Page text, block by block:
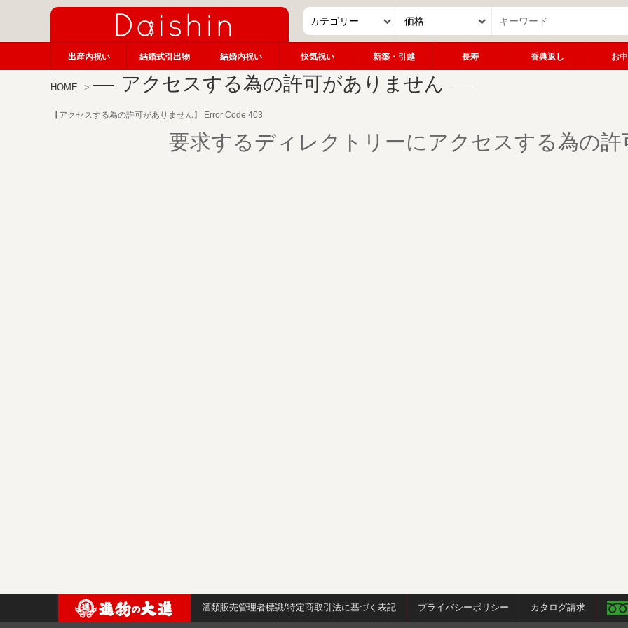
出産内祝い 結婚式引出物 結婚内祝い 快気祝い 新築・引越 長寿 香典返し お
HOME アクセスする為の許可がありません
【アクセスする為の許可がありません】 Error Code 403
要求するディレクトリーにアクセスする為の
酒類販売管理者標識/特定商取引法に基づく表記 プライバシーポリシー カタログ請求